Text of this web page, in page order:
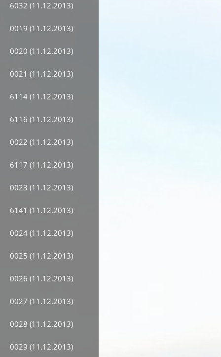
6032 (11.12.2013)
0019 (11.12.2013)
0020 (11.12.2013)
0021 (11.12.2013)
6114 (11.12.2013)
6116 (11.12.2013)
0022 (11.12.2013)
6117 (11.12.2013)
0023 (11.12.2013)
6141 (11.12.2013)
0024 (11.12.2013)
0025 (11.12.2013)
0026 (11.12.2013)
0027 (11.12.2013)
0028 (11.12.2013)
0029 (11.12.2013)